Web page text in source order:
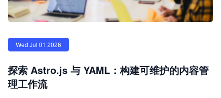
Wed Jul 01 2026
探索 Astro.js 与 YAML：构建可维护的内容管
理工作流